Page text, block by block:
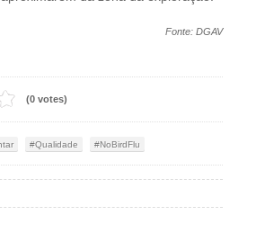
Fonte: DGAV
(0 votes)
Qualidade NoBirdFlu